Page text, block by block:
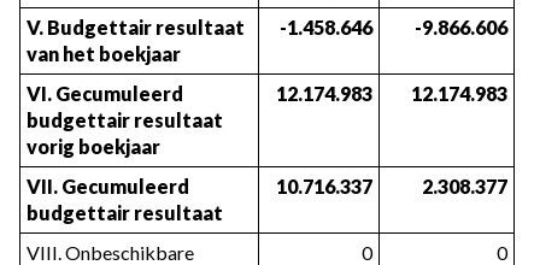
V. Budgettair resultaat
van het boekjaar
-1.458.646 -9.866.606
VI. Gecumuleerd
budgettair resultaat
vorig boekjaar
12.174.983 12.174.983
VII. Gecumuleerd
budgettair resultaat
10.716.337 2.308.377
VIII. Onbeschikbare
0 0